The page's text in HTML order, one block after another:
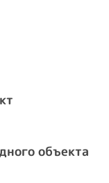
объекта